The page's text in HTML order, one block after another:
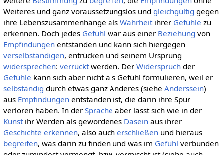
Weiteres und ganz voraussetzungslos und gleichgültig gegen
ihre Lebenszusammenhänge als Wahrheitihrer Gefühle zu
erkennen. Doch jedes Gefühl war aus einer Beziehung von
Empfindungenentstanden und kann sich hiergegen
verselbständigen, entrücken und seinem Ursprung
widersprechen: verrücktwerden. Der Widerspruchder
Gefühle kann sich aber nicht als Gefühl formulieren, weil er
selbständig durch etwas ganz Anderes (siehe Anderssein)
aus Empfindungenentstanden ist, die darin ihre Spur
verloren haben. In der Sprache aber lässt sich wie in der
Kunstihr Werden als gewordenes Daseinaus ihrer
Geschichte erkennen, also auch erschließenund hieraus
begreifen, was darin zu finden und was im Gefühl verbunden